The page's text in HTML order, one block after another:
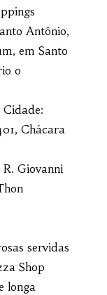
Antônio,
em Santo
o
Chácara
Giovanni
servidas
Shop
longa